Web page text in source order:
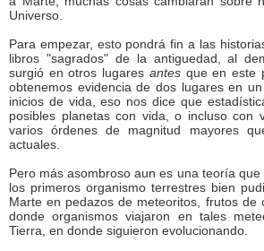
Universo.
Para empezar, esto pondrá fin a las
libros "sagrados" de la antiguedad, al
surgió en otros lugares antesque en este
obtenemos evidencia de dos lugares en
inicios de vida, eso nos dice que
posibles planetas con vida, o incluso con
varios órdenes de magnitud mayores
actuales.
Pero más asombroso aun es una teoría
los primeros organismo terrestres bien
Marte en pedazos de meteoritos, frutos de
donde organismos viajaron en tales
Tierra, en donde siguieron evolucionando.